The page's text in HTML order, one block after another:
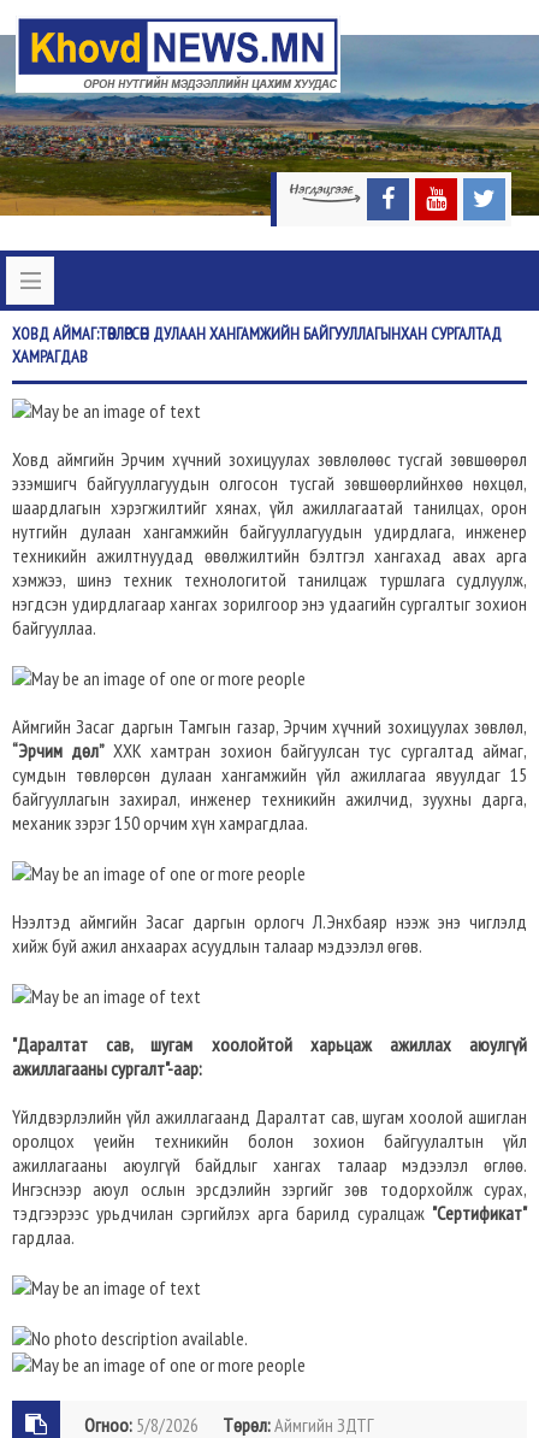
ХОВДАЙМАГ:ТӨВЛӨРСӨН ДУЛААН ХАНГАМЖИЙН БАЙГУУЛЛАГЫНХАН СУРГАЛТАД
ХАМРАГДАВ
Ховд аймгийн Эрчим хүчний зохицуулах зөвлөлөөс тусгай зөвшөөрөл
эзэмшигч байгууллагуудын олгосон тусгай зөвшөөрлийнхөө нөхцөл,
шаардлагын хэрэгжилтийг хянах, үйл ажиллагаатай танилцах, орон
нутгийн дулаан хангамжийн байгууллагуудын удирдлага, инженер
техникийн ажилтнуудад өвөлжилтийн бэлтгэл хангахад авах арга
хэмжээ, шинэ техник технологитой танилцаж туршлага судлуулж,
нэгдсэн удирдлагаар хангах зорилгоор энэ удаагийн сургалтыг зохион
байгууллаа.
Аймгийн Засаг даргын Тамгын газар, Эрчим хүчний зохицуулах зөвлөл,
“Эрчим дөл” ХХК хамтран зохион байгуулсан тус сургалтад аймаг,
сумдын төвлөрсөн дулаан хангамжийн үйл ажиллагаа явуулдаг 15
байгууллагын захирал, инженер техникийн ажилчид, зуухны дарга,
механик зэрэг 150 орчим хүн хамрагдлаа.
Нээлтэд аймгийн Засаг даргын орлогч Л.Энхбаяр нээж энэ чиглэлд
хийж буй ажил анхаарах асуудлын талаар мэдээлэл өгөв.
"Даралтат сав, шугам хоолойтой харьцаж ажиллах аюулгүй
ажиллагааны сургалт"-аар:
Үйлдвэрлэлийн үйл ажиллагаанд Даралтат сав, шугам хоолой ашиглан
оролцох үеийн техникийн болон зохион байгуулалтын үйл
ажиллагааны аюулгүй байдлыг хангах талаар мэдээлэл өглөө.
Ингэснээр аюул ослын эрсдэлийн зэргийг зөв тодорхойлж сурах,
тэдгээрээс урьдчилан сэргийлэх арга барилд суралцаж "Сертификат"
гардлаа.
Огноо: 5/8/2026 Төрөл:Аймгийн ЗДТГ